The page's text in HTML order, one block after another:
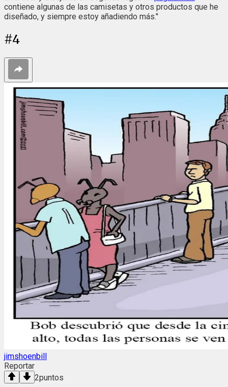
contiene algunas de las camisetas y otros productos que he
diseñado, y siempre estoy añadiendo más."
#4
jimshoenbill
Reportar
2puntos